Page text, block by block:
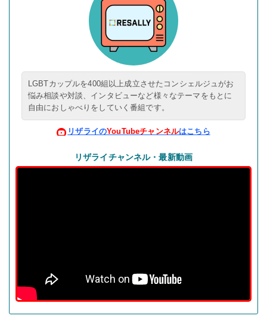
LGBTカップルを400組以上成立させた コンシェルジュがお
悩み相談や対談、 インタビューなど様々なテーマをもとに
自由におしゃべりをしていく番組です。
リザライのYouTubeチャンネルはこちら
リザライチャンネル・最新動画